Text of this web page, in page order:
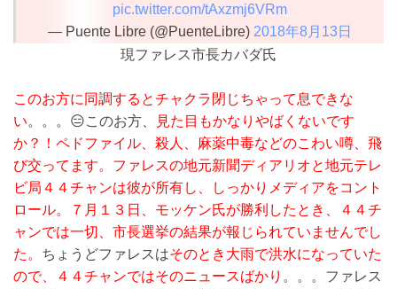
pic.twitter.com/tAxzmj6VRm
— Puente Libre (@PuenteLibre) 2018年8月13日
現ファレス市長カバダ氏
このお方に同調するとチャクラ閉じちゃって息できな
い。。。😑このお方、
見た目もかなりやばくないです
か？！ ペドファイル、殺人、麻薬中毒などのこわい噂、飛
び交ってます。 ファレスの地元新聞ディアリオと地元テレ
ビ局４４チャンは彼が所有し、しっかりメディアをコント
ロール。７月１３日、モッケン氏が勝利したとき、４４チ
ャンでは一切、市長選挙の結果が報じられていませんでし
た。 ちょうどファレスはそのとき大雨で洪水になっていた
ので、４４チャンではそのニュースばかり 。。。ファレス